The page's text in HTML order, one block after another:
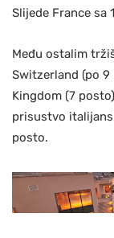
Slijede France sa
Među ostalim
Switzerland (po
Kingdom (7
prisustvo
posto.